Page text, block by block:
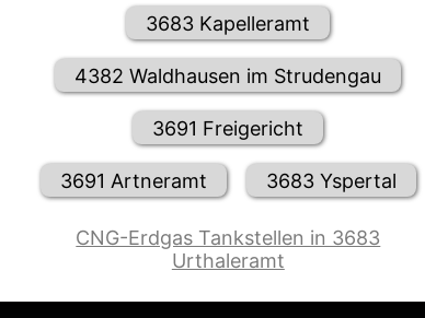
3683 Kapelleramt
4382 Waldhausen im Strudengau
3691 Freigericht
3691 Artneramt 3683 Yspertal
CNG-Erdgas Tankstellen in 3683
Urthaleramt